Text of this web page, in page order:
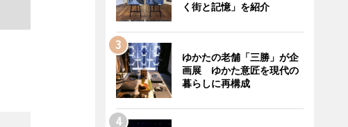
く街と記憶」を紹介
ゆかたの老舗「三勝」が企
画展 ゆかた意匠を現代の
暮らしに再構成